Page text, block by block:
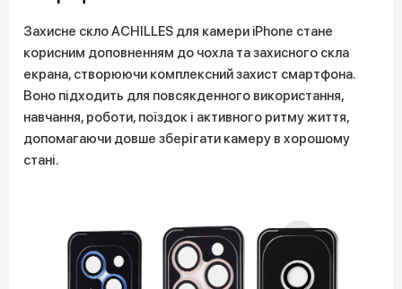
Захисне скло ACHILLES для камери iPhone стане
корисним доповненням до чохла та захисного скла
екрана, створюючи комплексний захист смартфона.
Воно підходить для повсякденного використання,
навчання, роботи, поїздок і активного ритму життя,
допомагаючи довше зберігати камеру в хорошому
стані.